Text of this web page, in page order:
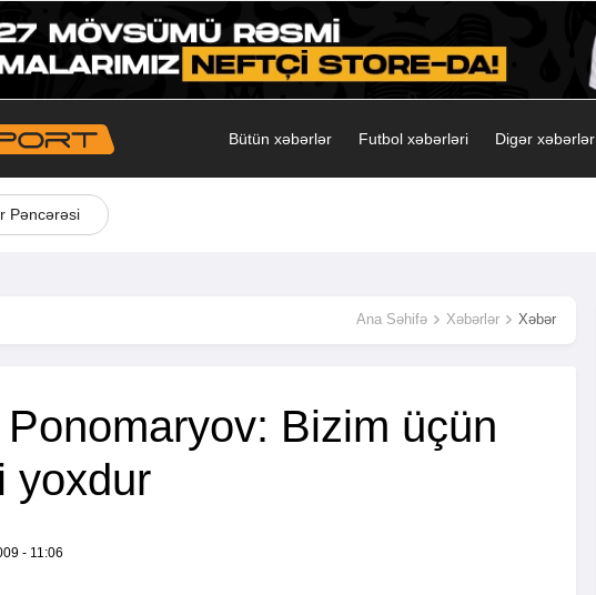
Bütün xəbərlər Futbol xəbərləri Digər xəbərlər
Pəncərəsi
Ana Səhifə Xəbərlər Xəbər
Ponomaryov: Bizim üçün
yoxdur
- 11:06